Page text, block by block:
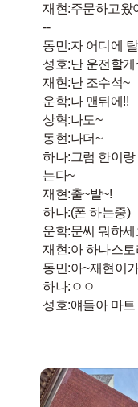
재현:주문하고왔
--
동민:자 어디에
성호:난 운전할게
재현:난 조수석~
운학:나 맨뒤에!!
상혁:나도~
동현:나더~
하나:그럼 한이
는다~
재현:출~발~!
하나:(폰 하는중)
운학:문씨 뭐하
재현:아 하나스
동민:아~재현이
하나:ㅇㅇ
성호:얘들아 마